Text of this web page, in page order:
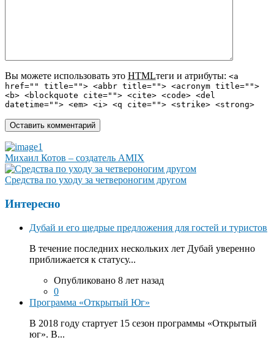
Вы можете использовать это HTMLтеги и атрибуты: <a
href="" title=""> <abbr title=""> <acronym title="">
<b> <blockquote cite=""> <cite> <code> <del
datetime=""> <em> <i> <q cite=""> <strike> <strong>
Михаил Котов – создатель AMIX
Средства по уходу за четвероногим другом
Интересно
Дубай и его щедрые предложения для гостей и туристов
В течение последних нескольких лет Дубай уверенно
приближается к статусу...
Опубликовано 8 лет назад
0
Программа «Открытый Юг»
В 2018 году стартует 15 сезон программы «Открытый
юг». В...